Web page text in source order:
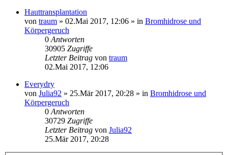
Hauttransplantation
von traum » 02.Mai 2017, 12:06 » in Bromhidrose und
Körpergeruch
0 Antworten
30905 Zugriffe
Letzter Beitrag von traum
02.Mai 2017, 12:06
Everydry
von Julia92 » 25.Mär 2017, 20:28 » in Bromhidrose und
Körpergeruch
0 Antworten
30729 Zugriffe
Letzter Beitrag von Julia92
25.Mär 2017, 20:28